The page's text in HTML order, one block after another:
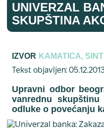
UNIVERZAL
SKUPŠTINA
IZVOR KAMATICA,
Tekst objavljen:
Upravni odbor
vanrednu
odluke o povećanju